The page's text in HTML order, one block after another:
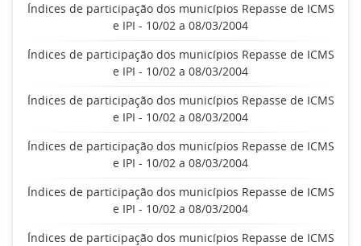
Índices de participação dos municípios Repasse de ICMS
e IPI - 10/02 a 08/03/2004
Índices de participação dos municípios Repasse de ICMS
e IPI - 10/02 a 08/03/2004
Índices de participação dos municípios Repasse de ICMS
e IPI - 10/02 a 08/03/2004
Índices de participação dos municípios Repasse de ICMS
e IPI - 10/02 a 08/03/2004
Índices de participação dos municípios Repasse de ICMS
e IPI - 10/02 a 08/03/2004
Índices de participação dos municípios Repasse de ICMS